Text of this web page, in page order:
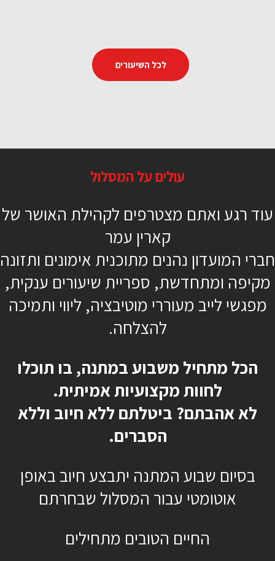
מתקדמים
כן, רוצה להתחיל כבר
לכל השיעורים
עולים על המסלול
עוד רגע ואתם מצטרפים לקהילת האושר של
קארין עמר
חברי המועדון נהנים מתוכנית אימונים ותזונה
מקיפה ומתחדשת, ספריית שיעורים ענקית,
מפגשי לייב מעוררי מוטיבציה, ליווי ותמיכה
להצלחה.
הכל מתחיל משבוע במתנה, בו תוכלו
לחוות מקצועיות אמיתית.
לא אהבתם? ביטלתם ללא חיוב וללא
הסברים.
בסיום שבוע המתנה יתבצע חיוב באופן
אוטומטי עבור המסלול שבחרתם
החיים הטובים מתחילים